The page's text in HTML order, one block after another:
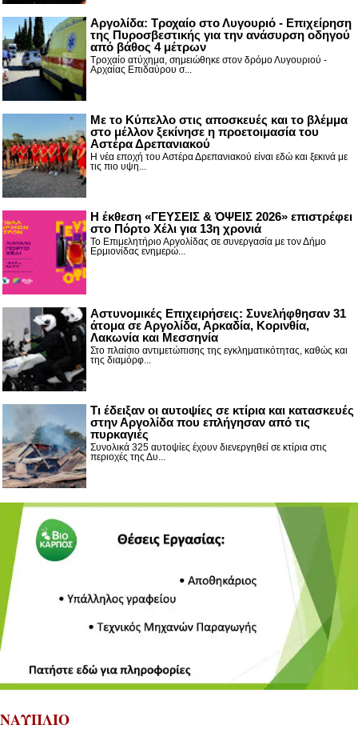
Αργολίδα: Τροχαίο στο Λυγουριό - Επιχείρηση
της Πυροσβεστικής για την ανάσυρση οδηγού
από βάθος 4 μέτρων
Τροχαίο ατύχημα, σημειώθηκε στον δρόμο Λυγουριού -
Αρχαίας Επιδαύρου σ...
Με το Κύπελλο στις αποσκευές και το βλέμμα
στο μέλλον ξεκίνησε η προετοιμασία του
Αστέρα Δρεπανιακού
Η νέα εποχή του Αστέρα Δρεπανιακού είναι εδώ και ξεκινά με
τις πιο υψη...
Η έκθεση «ΓΕΥΣΕΙΣ & ΌΨΕΙΣ 2026» επιστρέφει
στο Πόρτο Χέλι για 13η χρονιά
Το Επιμελητήριο Αργολίδας σε συνεργασία με τον Δήμο
Ερμιονίδας ενημερώ...
Αστυνομικές Επιχειρήσεις: Συνελήφθησαν 31
άτομα σε Αργολίδα, Αρκαδία, Κορινθία,
Λακωνία και Μεσσηνία
Στο πλαίσιο αντιμετώπισης της εγκληματικότητας, καθώς και
της διαμόρφ...
Τι έδειξαν οι αυτοψίες σε κτίρια και κατασκευές
στην Αργολίδα που επλήγησαν από τις
πυρκαγιές
Συνολικά 325 αυτοψίες έχουν διενεργηθεί σε κτίρια στις
περιοχές της Δυ...
ΝΑΥΠΛΙΟ